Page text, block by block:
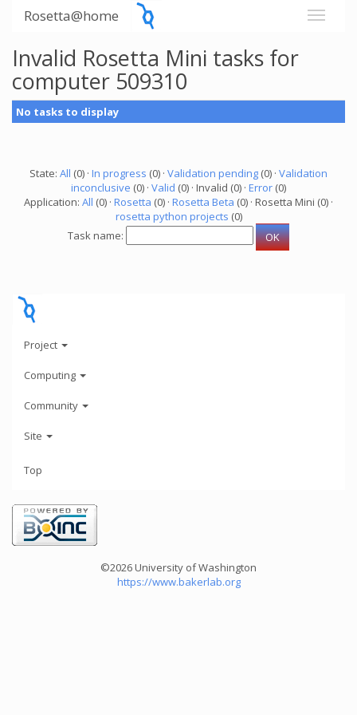
Rosetta@home
Invalid Rosetta Mini tasks for
computer 509310
No tasks to display
State: All (0) · In progress (0) · Validation pending (0) · Validation
inconclusive (0) · Valid (0) · Invalid (0) · Error (0)
Application: All (0) · Rosetta (0) · Rosetta Beta (0) · Rosetta Mini (0) ·
rosetta python projects (0)
Task name:
Project
Computing
Community
Site
Top
©2026 University of Washington
https://www.bakerlab.org